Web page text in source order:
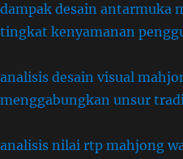
dampak desain antarmuka
tingkat kenyamanan
analisis desain visual
menggabungkan unsur
analisis nilai rtp mahjong